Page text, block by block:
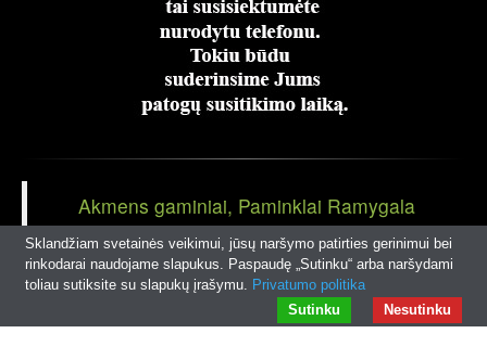
Akmens gaminiai, Paminklai Ramygala
Panevėžio r
Interneto svetainių kūrimas
Sklandžiam svetainės veikimui, jūsų naršymo patirties gerinimui bei
rinkodarai naudojame slapukus. Paspaudę „Sutinku“ arba naršydami
toliau sutiksite su slapukų įrašymu. Privatumo politika
Nesutinku
Sutinku